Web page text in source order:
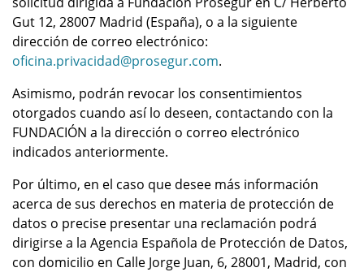
Gut 12, 28007 Madrid (España), o a la siguiente
dirección de correo electrónico:
oficina.privacidad@prosegur.com.
Asimismo, podrán revocar los consentimientos
otorgados cuando así lo deseen, contactando con la
FUNDACIÓN a la dirección o correo electrónico
indicados anteriormente.
Por último, en el caso que desee más información
acerca de sus derechos en materia de protección de
datos o precise presentar una reclamación podrá
dirigirse a la Agencia Española de Protección de Datos,
con domicilio en Calle Jorge Juan, 6, 28001, Madrid, con